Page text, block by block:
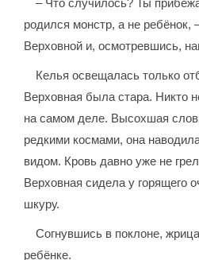
родился монстр, а не ребёнок,
Верховной и, осмотревшись,
Келья освещалась только
Верховная была стара. Никто
на самом деле. Высохшая
редкими космами, она
видом. Кровь давно уже не
Верховная сидела у горящего
шкуру.
Согнувшись в поклоне,
ребёнке.